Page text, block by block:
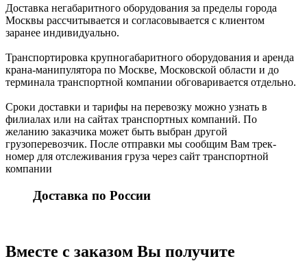
Доставка негабаритного оборудования за пределы города
Москвы рассчитывается и согласовывается с клиентом
заранее индивидуально.
Транспортировка крупногабаритного оборудования и аренда
крана-манипулятора по Москве, Московской области и до
терминала транспортной компании обговаривается отдельно.
Сроки доставки и тарифы на перевозку можно узнать в
филиалах или на сайтах транспортных компаний. По
желанию заказчика может быть выбран другой
грузоперевозчик. После отправки мы сообщим Вам трек-
номер для отслеживания груза через сайт транспортной
компании
Доставка по России
Вместе с заказом Вы получите